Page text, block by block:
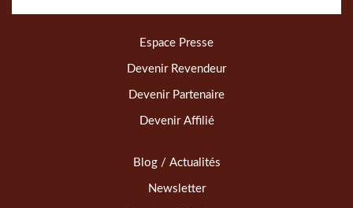
Espace Presse
Devenir Revendeur
Devenir Partenaire
Devenir Affilié
Blog / Actualités
Newsletter